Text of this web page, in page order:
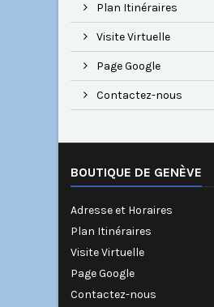
Plan Itinéraires
Visite Virtuelle
Page Google
Contactez-nous
BOUTIQUE DE GENÈVE
Adresse et Horaires
Plan Itinéraires
Visite Virtuelle
Page Google
Contactez-nous